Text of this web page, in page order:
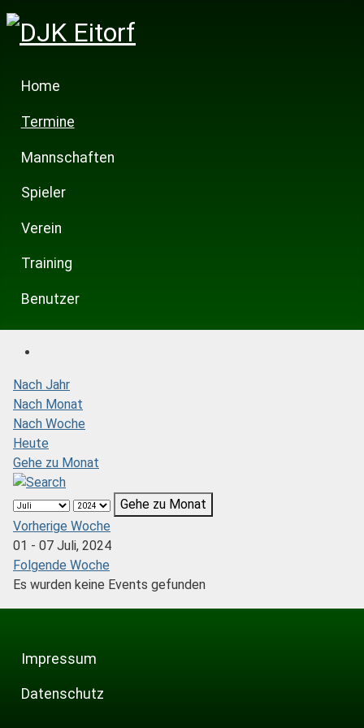
Home
Termine
Mannschaften
Spieler
Verein
Training
Benutzer
Nach Jahr
Nach Monat
Nach Woche
Heute
Gehe zu Monat
Gehe zu Monat
Vorherige Woche
01 - 07 Juli, 2024
Folgende Woche
Es wurden keine Events gefunden
Impressum
Datenschutz